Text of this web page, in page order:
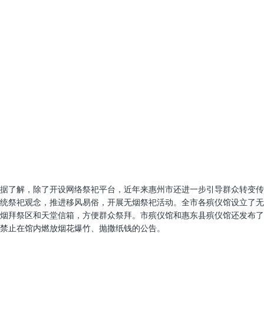
据了解，除了开设网络祭祀平台，近年来惠州市还进一步引导群众转变传
统祭祀观念，推进移风易俗，开展无烟祭祀活动。全市各殡仪馆设立了无
烟拜祭区和天堂信箱，方便群众祭拜。市殡仪馆和惠东县殡仪馆还发布了
禁止在馆内燃放烟花爆竹、抛撒纸钱的公告。